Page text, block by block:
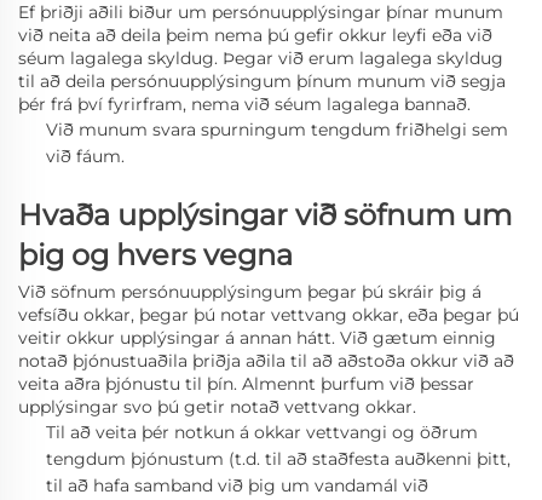
Ef þriðji aðili biður um persónuupplýsingar þínar munum
við neita að deila þeim nema þú gefir okkur leyfi eða við
séum lagalega skyldug. Þegar við erum lagalega skyldug
til að deila persónuupplýsingum þínum munum við segja
þér frá því fyrirfram, nema við séum lagalega bannað.
Við munum svara spurningum tengdum friðhelgi sem
við fáum.
Hvaða upplýsingar við söfnum um
þig og hvers vegna
Við söfnum persónuupplýsingum þegar þú skráir þig á
vefsíðu okkar, þegar þú notar vettvang okkar, eða þegar þú
veitir okkur upplýsingar á annan hátt. Við gætum einnig
notað þjónustuaðila þriðja aðila til að aðstoða okkur við að
veita aðra þjónustu til þín. Almennt þurfum við þessar
upplýsingar svo þú getir notað vettvang okkar.
Til að veita þér notkun á okkar vettvangi og öðrum
tengdum þjónustum (t.d. til að staðfesta auðkenni þitt,
til að hafa samband við þig um vandamál við